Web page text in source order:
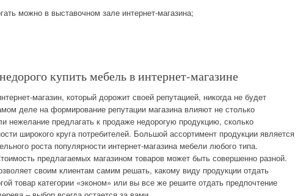
можно в выставочном зале интернет-магазина;
купить мебель в интернет-магазине
магазин, который дорожит своей репутацией, никогда не будет
деле на формирование репутации магазина влияют не столько
нежелание предлагать к продаже недорогую продукцию, сколько
широкого круга потребителей. Большой ассортимент продукции является
роста популярности интернет-магазина мебели любого типа.
предлагаемых магазином товаров может быть совершенно разной.
своим клиентам самим решать, какому виду продукции отдать
товар категории «эконом» или вы все же решите отдать предпочтение